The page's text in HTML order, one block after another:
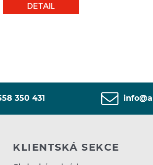
DETAIL
350 431
KLIENTSKÁ SEKCE